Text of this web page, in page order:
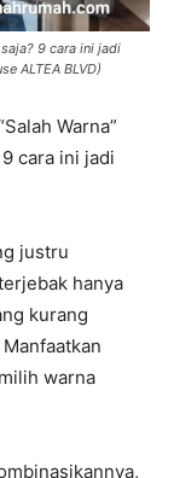
9 cara ini jadi
ALTEA BLVD)
Warna”
cara ini jadi
justru
hanya
kurang
warna